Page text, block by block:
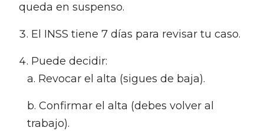
queda en suspenso.
El INSS tiene 7 días para revisar tu caso.
Puede decidir:
Revocar el alta (sigues de baja).
Confirmar el alta (debes volver al
trabajo).